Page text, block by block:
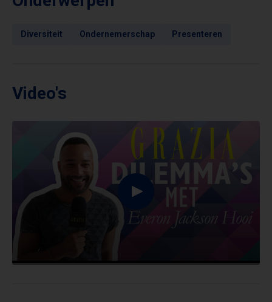
Diversiteit Ondernemerschap Presenteren
Video's